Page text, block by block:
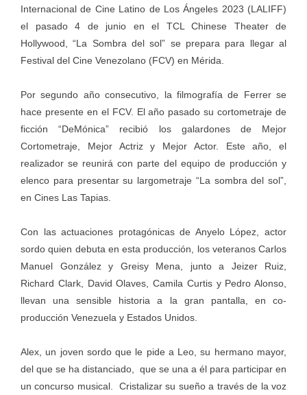
Internacional de Cine Latino de Los Ángeles 2023 (LALIFF)
el pasado 4 de junio en el TCL Chinese Theater de
Hollywood, “La Sombra del sol” se prepara para llegar al
Festival del Cine Venezolano (FCV) en Mérida.
Por segundo año consecutivo, la filmografía de Ferrer se
hace presente en el FCV. El año pasado su cortometraje de
ficción “DeMónica” recibió los galardones de Mejor
Cortometraje, Mejor Actriz y Mejor Actor. Este año, el
realizador se reunirá con parte del equipo de producción y
elenco para presentar su largometraje “La sombra del sol”,
en Cines Las Tapias.
Con las actuaciones protagónicas de Anyelo López, actor
sordo quien debuta en esta producción, los veteranos Carlos
Manuel González y Greisy Mena, junto a Jeizer Ruiz,
Richard Clark, David Olaves, Camila Curtis y Pedro Alonso,
llevan una sensible historia a la gran pantalla, en co-
producción Venezuela y Estados Unidos.
Alex, un joven sordo que le pide a Leo, su hermano mayor,
del que se ha distanciado, que se una a él para participar en
un concurso musical. Cristalizar su sueño a través de la voz